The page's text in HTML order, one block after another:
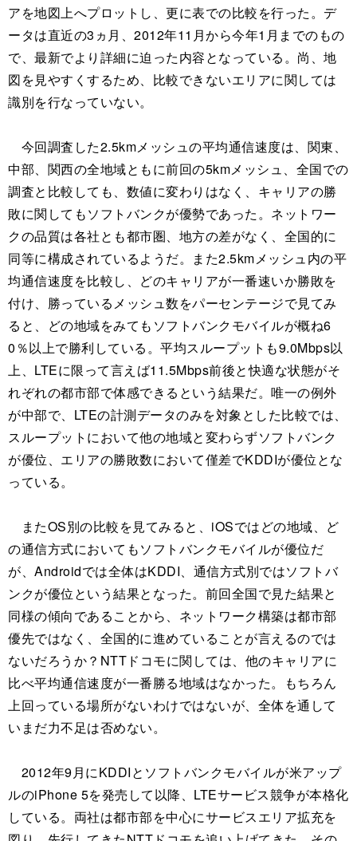
アを地図上へプロットし、更に表での比較を行った。デ
ータは直近の3ヵ月、2012年11月から今年1月までのもの
で、最新でより詳細に迫った内容となっている。尚、地
図を見やすくするため、比較できないエリアに関しては
識別を行なっていない。
今回調査した2.5kmメッシュの平均通信速度は、関東、
中部、関西の全地域ともに前回の5kmメッシュ、全国での
調査と比較しても、数値に変わりはなく、キャリアの勝
敗に関してもソフトバンクが優勢であった。ネットワー
クの品質は各社とも都市圏、地方の差がなく、全国的に
同等に構成されているようだ。また2.5kmメッシュ内の平
均通信速度を比較し、どのキャリアが一番速いか勝敗を
付け、勝っているメッシュ数をパーセンテージで見てみ
ると、どの地域をみてもソフトバンクモバイルが概ね6
0％以上で勝利している。平均スループットも9.0Mbps以
上、LTEに限って言えば11.5Mbps前後と快適な状態がそ
れぞれの都市部で体感できるという結果だ。唯一の例外
が中部で、LTEの計測データのみを対象とした比較では、
スループットにおいて他の地域と変わらずソフトバンク
が優位、エリアの勝敗数において僅差でKDDIが優位とな
っている。
またOS別の比較を見てみると、iOSではどの地域、ど
の通信方式においてもソフトバンクモバイルが優位だ
が、Androidでは全体はKDDI、通信方式別ではソフトバ
ンクが優位という結果となった。前回全国で見た結果と
同様の傾向であることから、ネットワーク構築は都市部
優先ではなく、全国的に進めていることが言えるのでは
ないだろうか？NTTドコモに関しては、他のキャリアに
比べ平均通信速度が一番勝る地域はなかった。もちろん
上回っている場所がないわけではないが、全体を通して
いまだ力不足は否めない。
2012年9月にKDDIとソフトバンクモバイルが米アップ
ルのiPhone 5を発売して以降、LTEサービス競争が本格化
している。両社は都市部を中心にサービスエリア拡充を